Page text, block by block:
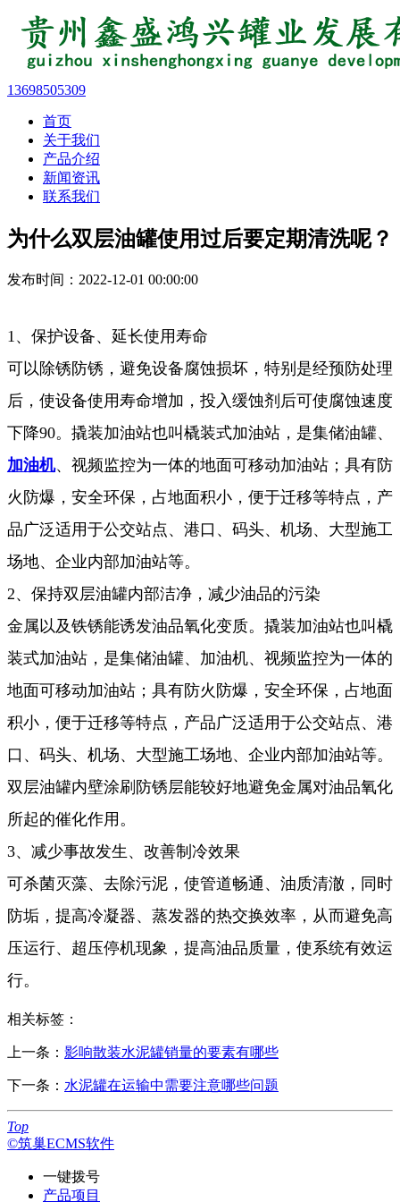
13698505309
首页
关于我们
产品介绍
新闻资讯
联系我们
为什么双层油罐使用过后要定期清洗呢？
发布时间：2022-12-01 00:00:00
1、保护设备、延长使用寿命
可以除锈防锈，避免设备腐蚀损坏，特别是经预防处理
后，使设备使用寿命增加，投入缓蚀剂后可使腐蚀速度
下降90。撬装加油站也叫橇装式加油站，是集储油罐、
加油机、视频监控为一体的地面可移动加油站；具有防
火防爆，安全环保，占地面积小，便于迁移等特点，产
品广泛适用于公交站点、港口、码头、机场、大型施工
场地、企业内部加油站等。
2、保持双层油罐内部洁净，减少油品的污染
金属以及铁锈能诱发油品氧化变质。撬装加油站也叫橇
装式加油站，是集储油罐、加油机、视频监控为一体的
地面可移动加油站；具有防火防爆，安全环保，占地面
积小，便于迁移等特点，产品广泛适用于公交站点、港
口、码头、机场、大型施工场地、企业内部加油站等。
双层油罐内壁涂刷防锈层能较好地避免金属对油品氧化
所起的催化作用。
3、减少事故发生、改善制冷效果
可杀菌灭藻、去除污泥，使管道畅通、油质清澈，同时
防垢，提高冷凝器、蒸发器的热交换效率，从而避免高
压运行、超压停机现象，提高油品质量，使系统有效运
行。
相关标签：
上一条： 影响散装水泥罐销量的要素有哪些
下一条： 水泥罐在运输中需要注意哪些问题
Top
©筑巢ECMS软件
一键拨号
产品项目